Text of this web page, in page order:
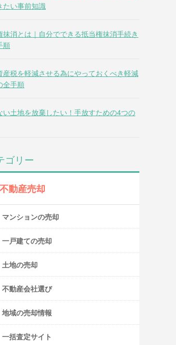
たい事前知識
抹消とは｜自分でできる抵当権抹消手続き
順
産税を軽減させる為にやっておくべき軽減
全手順
い土地を放棄したい！手放すための4つの
ゴリー
不動産売却
マンションの売却
一戸建ての売却
土地の売却
不動産会社選び
地域の売却情報
一括査定サイト